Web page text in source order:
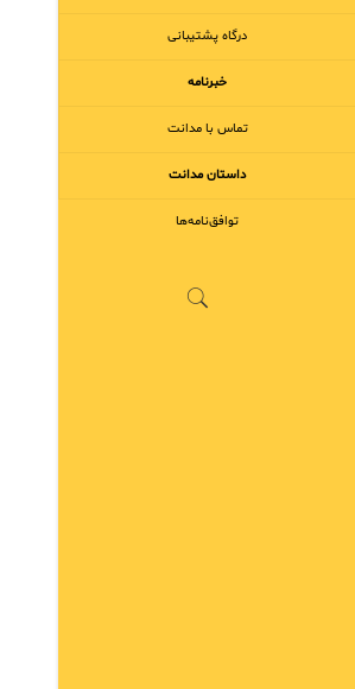
درگاه پشتیبانی
خبرنامه
تماس با مدانت
داستان مدانت
توافق‌نامه‌ها